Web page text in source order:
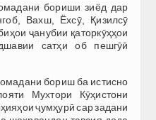
бориши зиёд дар
Вахш, Ёхсӯ, Қизилсӯ
ҷанубии қаторкӯҳҳои
сатҳи об пешгӯӣ
бориш ба истисно
Мухтори Кӯҳистони
ҷумҳурӣ сар задани